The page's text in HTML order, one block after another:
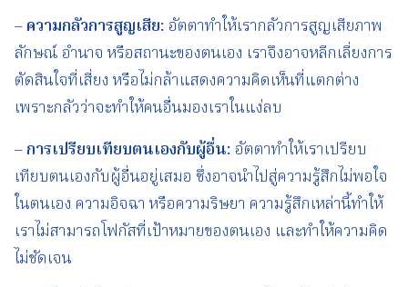
–ความกลัวการสูญเสีย: อัตตาทำให้เรากลัวการสูญเสียภาพ
ลักษณ์ อำนาจ หรือสถานะของตนเอง เราจึงอาจหลีกเลี่ยงการ
ตัดสินใจที่เสี่ยง หรือไม่กล้าแสดงความคิดเห็นที่แตกต่าง
เพราะกลัวว่าจะทำให้คนอื่นมองเราในแง่ลบ
–การเปรียบเทียบตนเองกับผู้อื่น: อัตตาทำให้เราเปรียบ
เทียบตนเองกับผู้อื่นอยู่เสมอ ซึ่งอาจนำไปสู่ความรู้สึกไม่พอใจ
ในตนเอง ความอิจฉา หรือความริษยา ความรู้สึกเหล่านี้ทำให้
เราไม่สามารถโฟกัสที่เป้าหมายของตนเอง และทำให้ความคิด
ไม่ชัดเจน